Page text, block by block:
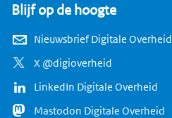
Blijf op de hoogte
Nieuwsbrief Digitale Overheid
X @digioverheid
LinkedIn Digitale Overheid
Mastodon Digitale Overheid